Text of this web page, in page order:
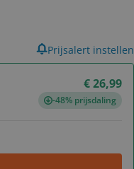
€ 26,99
-48% prijsdaling
Prijsalert instellen